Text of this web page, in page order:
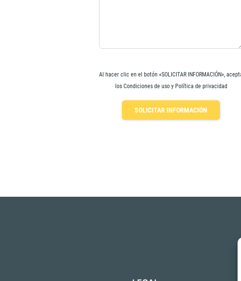
Al hacer clic en el botón «SOLICITAR INFORMACIÓN»,
los Condiciones de uso y Política de privacidad
SOLICITAR INFORMACIÓN